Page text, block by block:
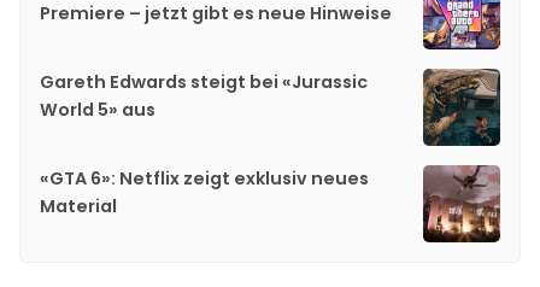
Premiere – jetzt gibt es neue Hinweise
Gareth Edwards steigt bei «Jurassic
World 5» aus
«GTA 6»: Netflix zeigt exklusiv neues
Material